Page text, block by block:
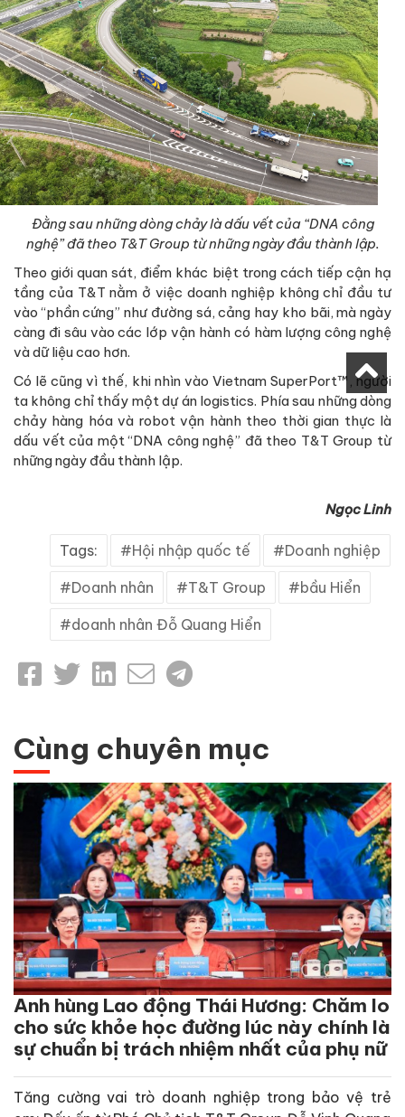
Đằng sau những dòng chảy là dấu vết của “DNA công
nghệ” đã theo T&T Group từ những ngày đầu thành lập.
Theo giới quan sát, điểm khác biệt trong cách tiếp cận hạ
tầng của T&T nằm ở việc doanh nghiệp không chỉ đầu tư
vào “phần cứng” như đường sá, cảng hay kho bãi, mà ngày
càng đi sâu vào các lớp vận hành có hàm lượng công nghệ
và dữ liệu cao hơn.
Có lẽ cũng vì thế, khi nhìn vào Vietnam SuperPort™, người
ta không chỉ thấy một dự án logistics. Phía sau những dòng
chảy hàng hóa và robot vận hành theo thời gian thực là
dấu vết của một “DNA công nghệ” đã theo T&T Group từ
những ngày đầu thành lập.
Ngọc Linh
Tags: Hội nhập quốc tế Doanh nghiệp
Doanh nhân T&T Group bầu Hiển
doanh nhân Đỗ Quang Hiển
Cùng chuyên mục
Anh hùng Lao động Thái Hương: Chăm lo
cho sức khỏe học đường lúc này chính là
sự chuẩn bị trách nhiệm nhất của phụ nữ
Tăng cường vai trò doanh nghiệp trong bảo vệ trẻ